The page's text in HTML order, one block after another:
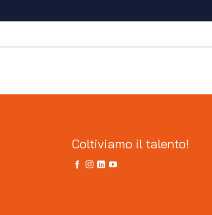
Coltiviamo il talento!